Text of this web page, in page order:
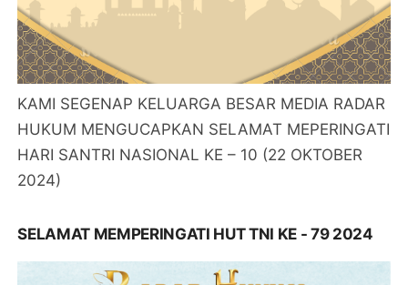
KAMI SEGENAP KELUARGA BESAR MEDIA RADAR
HUKUM MENGUCAPKAN SELAMAT MEPERINGATI
HARI SANTRI NASIONAL KE – 10 (22 OKTOBER
2024)
SELAMAT MEMPERINGATI HUT TNI KE - 79 2024